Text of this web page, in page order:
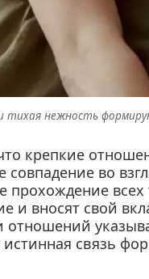
тихая нежность
крепкие
совпадение во
всех
и вносят свой
связь